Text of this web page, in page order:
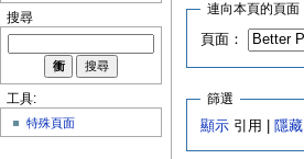
連向本頁的頁面
頁面：
篩選
顯示 引用 | 隱藏
搜尋
工具:
特殊頁面